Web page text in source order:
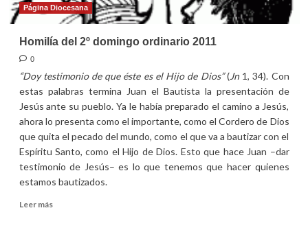
Página Diocesana
Homilía del 2º domingo ordinario 2011
0
“Doy testimonio de que éste es el Hijo de Dios”(Jn1, 34). Con
estas palabras termina Juan el Bautista la presentación de
Jesús ante su pueblo. Ya le había preparado el camino a Jesús,
ahora lo presenta como el importante, como el Cordero de Dios
que quita el pecado del mundo, como el que va a bautizar con el
Espíritu Santo, como el Hijo de Dios. Esto que hace Juan –dar
testimonio de Jesús– es lo que tenemos que hacer quienes
estamos bautizados.
Leer másLeer